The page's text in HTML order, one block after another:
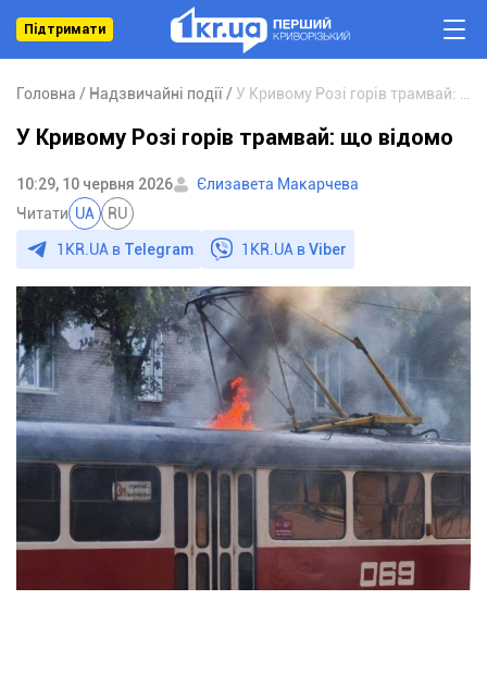
Підтримати
Головна Надзвичайні події
У Кривому Розі горів трамвай: що відомо
10:29, 10 червня 2026
Єлизавета Макарчева
Читати UA RU
1KR.UA в Telegram 1KR.UA вViber